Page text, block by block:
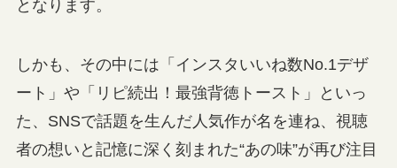
となります。
しかも、その中には「インスタいいね数No.1デザ
ート」や「リピ続出！最強背徳トースト」といっ
た、SNSで話題を生んだ人気作が名を連ね、視聴
者の想いと記憶に深く刻まれた“あの味”が再び注目